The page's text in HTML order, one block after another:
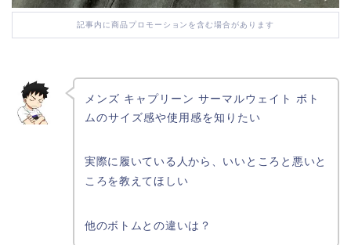
記事内に商品プロモーションを含む場合があります
メンズ キャプリーン サーマルウェイト ボト
ムのサイズ感や使用感を知りたい
実際に履いている人から、いいところと悪いと
ころを教えてほしい
他のボトムとの違いは？